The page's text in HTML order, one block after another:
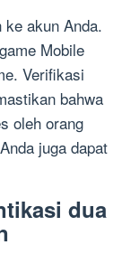
akun Anda.
Mobile
Verifikasi
bahwa
oleh orang
juga dapat
dua